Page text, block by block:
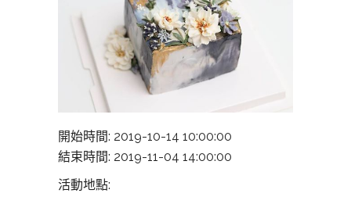
開始時間: 2019-10-14 10:00:00
結束時間: 2019-11-04 14:00:00
活動地點: